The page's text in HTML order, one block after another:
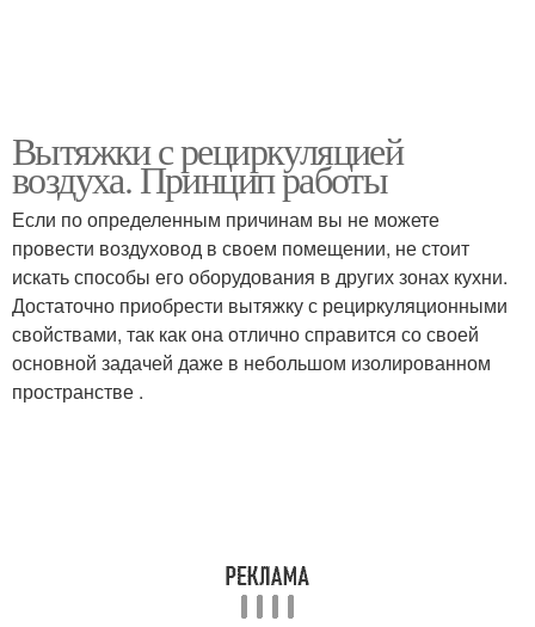
Вытяжки с рециркуляцией
воздуха. Принцип работы
Если по определенным причинам вы не можете
провести воздуховод в своем помещении, не стоит
искать способы его оборудования в других зонах кухни.
Достаточно приобрести вытяжку с рециркуляционными
свойствами, так как она отлично справится со своей
основной задачей даже в небольшом изолированном
пространстве .